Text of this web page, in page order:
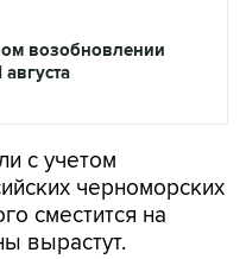
возобновлении
с учетом
черноморских
сместится на
вырастут.